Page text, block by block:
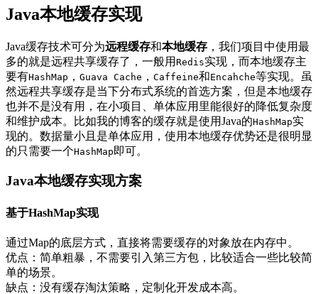
Java本地缓存实现
Java缓存技术可分为远程缓存和本地缓存 ，我们项目中使用最
多的就是远程共享缓存了，一般用 Redis实现，而本地缓存主
要有HashMap ， Guava Cache ， Caffeine和Encahche等实现。虽
然远程共享缓存是当下分布式系统的首选方案，但是本地缓存
也并不是没有用，在小项目、单体应用里能很好的降低复杂度
和维护成本。比如我的博客的缓存就是使用Java的HashMap实
现的。数据量小且是单体应用，使用本地缓存优势还是很明显
的只需要一个HashMap 即可。
Java本地缓存实现方案
基于HashMap实现
通过Map的底层方式，直接将需要缓存的对象放在内存中。
优点：简单粗暴，不需要引入第三方包，比较适合一些比较简
单的场景。
缺点：没有缓存淘汰策略，定制化开发成本高。